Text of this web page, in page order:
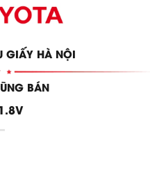
GIẤY HÀ NỘI
BÁN